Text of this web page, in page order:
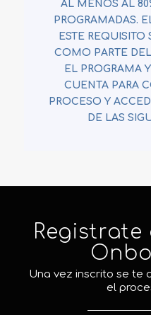
AL MENOS AL
PROGRAMADAS.
ESTE REQUISITO
COMO PARTE
EL PROGRAMA
CUENTA PARA
PROCESO Y
DE LAS
Registrate
Una vez inscrito se te
el